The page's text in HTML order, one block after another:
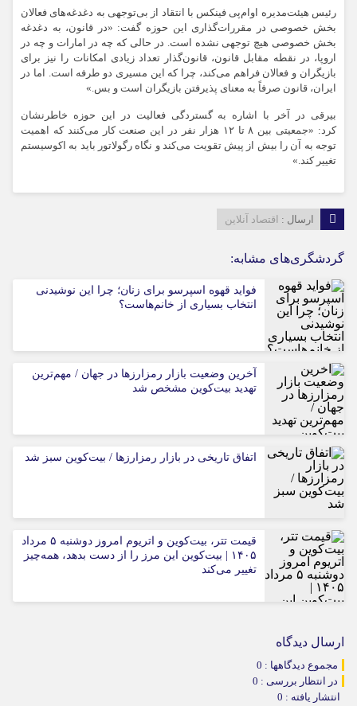
رئیس هیئت‌مدیره اوام‌پی فینکس با انتقاد از بی‌توجهی به دغدغه‌های فعالان
بخش خصوصی در مقررات‌گذاری این حوزه گفت: «در قانون، به دغدغه
بخش خصوصی هیچ توجهی نشده است. در حالی که چه در امارات و چه در
اروپا، در نقطه مقابل قانون، قانون‌گذار تعداد زیادی امکانات را نیز برای
بازیگران و فعالان فراهم می‌کند، چرا که این مسیری دو طرفه است. اما در
ایران، قانون صرفاً به معنای پذیرفتن بازیگران است و بس.»
بیرقی در آخر با اشاره به گستردگی فعالیت در این حوزه خاطرنشان
کرد: «جمعیتی بین ۸ تا ۱۲ هزار نفر در این صنعت کار می‌کنند که اهمیت
توجه به آن را بیش از پیش تقویت می‌کند و نگاه رگولاتور باید به اکوسیستم
تغییر کند.»
ارسال : اقتصاد آنلاین
گردشگری‌های مشابه:
فواید قهوه اسپرسو برای زنان؛ چرا این نوشیدنی
انتخاب بسیاری از خانم‌هاست؟
آخرین وضعیت بازار رمزارزها در جهان / مهم‌ترین
تهدید بیت‌کوین مشخص شد
اتفاق تاریخی در بازار رمزارزها / بیت‌کوین سبز شد
قیمت تتر، بیت‌کوین و اتریوم امروز دوشنبه ۵ مرداد
۱۴۰۵ | بیت‌کوین این مرز را از دست بدهد، همه‌چیز
تغییر می‌کند
ارسال دیدگاه
مجموع دیدگاهها : 0
در انتظار بررسی : 0
انتشار یافته : 0